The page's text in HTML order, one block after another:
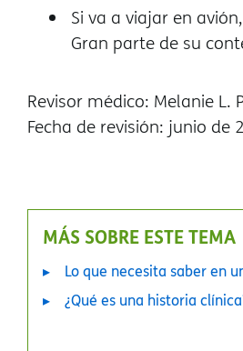
Si va a viajar en
Gran parte de su
Revisor médico: Melanie L.
Fecha de revisión: junio de
MÁS SOBRE ESTE TEMA
Lo que necesita saber en
¿Qué es una historia